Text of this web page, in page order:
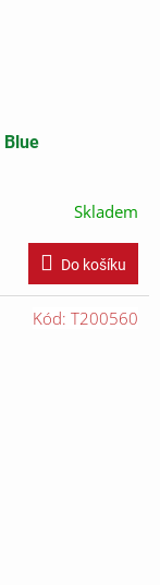
Blue
Skladem
Do košíku
Kód: T200560